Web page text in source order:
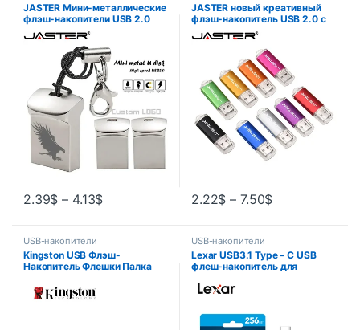
JASTER Мини-металлические
флэш-накопители USB 2.0
Серебряные деловые
подарки Memory Stick Pen
Drive Водонепроницаемые
устройства хранения 32 ГБ
64 ГБ U-диск
2.39$ – 4.13$
JASTER новый креативный
флэш-накопитель USB 2.0 с
брелоком 128 ГБ 64 ГБ 32 ГБ
16 ГБ 8 ГБ 4 ГБ модный флэш-
накопитель 9 цветов U Stick
2.22$ – 7.50$
USB-накопители
Kingston USB Флэш-
Накопитель Флешки Палка
ГБ 128 ГБ 3.0 Pen Drive
ментальное Кольцо Флэш-
USB-накопители
Lexar USB3.1 Type – C USB
флеш-накопитель для
компьютеров Оригинальный
Гб 128 Гб 64 Гб 32 Гб до 130
Мб / с U-диск флешка